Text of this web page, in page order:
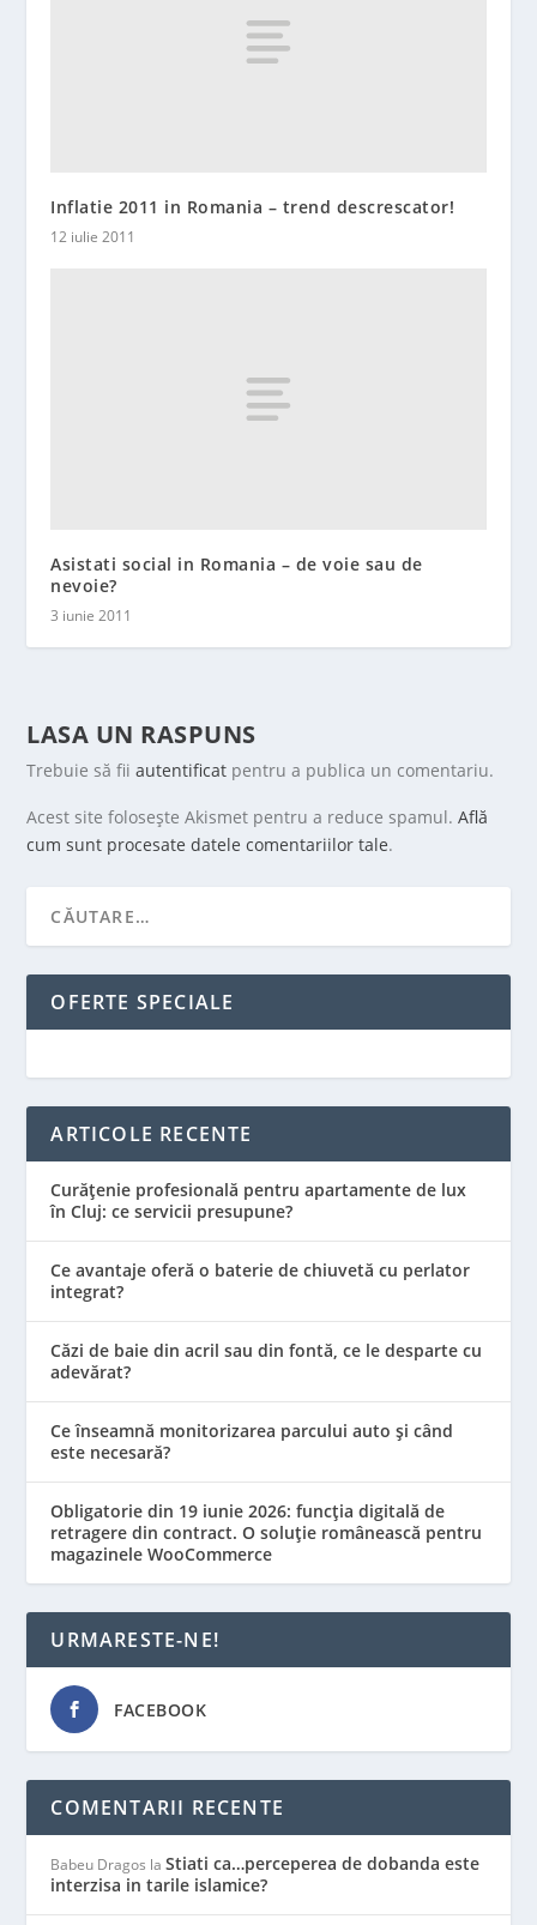
Inflatie 2011 in Romania – trend descrescator!
12 iulie 2011
Asistati social in Romania – de voie sau de
nevoie?
3 iunie 2011
LASA UN RASPUNS
Trebuie să fiiautentificat pentru a publica un comentariu.
Acest site folosește Akismet pentru a reduce spamul.Află
cum sunt procesate datele comentariilor tale.
OFERTE SPECIALE
ARTICOLE RECENTE
Curățenie profesională pentru apartamente de lux
în Cluj: ce servicii presupune?
Ce avantaje oferă o baterie de chiuvetă cu perlator
integrat?
Căzi de baie din acril sau din fontă, ce le desparte cu
adevărat?
Ce înseamnă monitorizarea parcului auto și când
este necesară?
Obligatorie din 19 iunie 2026: funcția digitală de
retragere din contract. O soluție românească pentru
magazinele WooCommerce
URMARESTE-NE!
FACEBOOK
COMENTARII RECENTE
Babeu Dragos laStiati ca…perceperea de dobanda este
interzisa in tarile islamice?